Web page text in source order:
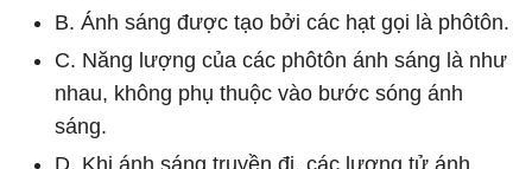
B. Ánh sáng được tạo bởi các hạt gọi là phôtôn.
C. Năng lượng của các phôtôn ánh sáng là như
nhau, không phụ thuộc vào bước sóng ánh
sáng.
D. Khi ánh sáng truyền đi, các lượng tử ánh